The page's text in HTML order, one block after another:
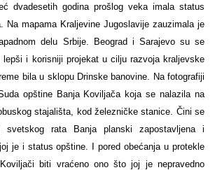
dvadesetih godina prošlog veka imala status
Na mapama Kraljevine Jugoslavije zauzimala je
delu Srbije. Beograd i Sarajevo su se
i korisniji projekat u cilju razvoja kraljevske
bila u sklopu Drinske banovine. Na fotografiji
opštine Banja Koviljača koja se nalazila na
stajališta, kod železničke stanice. Čini se
rata Banja planski zapostavljena i
je i status opštine. I pored obećanja u protekle
biti vraćeno ono što joj je nepravedno